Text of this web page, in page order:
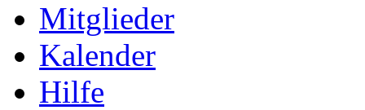
Mitglieder
Kalender
Hilfe